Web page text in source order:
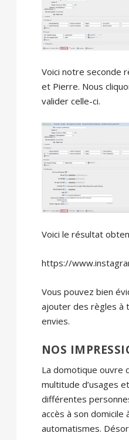
Voici notre seconde
et Pierre. Nous
valider celle-ci.
Voici le résultat
https://
Vous pouvez bien
ajouter des règles à
envies.
NOS
La domotique ouvre
multitude d’usages
différentes
accès à son
automatismes.